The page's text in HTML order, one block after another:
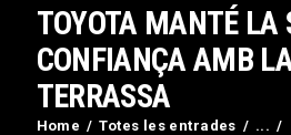
TOYOTA MANTÉ LA
CONFIANÇA AMB
TERRASSA
Home Totes les entrades
...
Circuit Activa’t
Imatges
Curses
Blog